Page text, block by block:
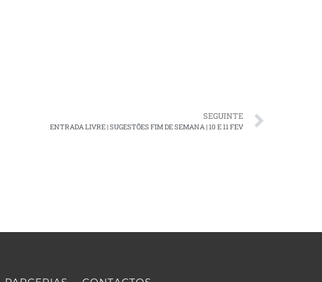
SEGUINTE
ENTRADA LIVRE | SUGESTÕES FIM DE SEMANA | 10 E 11 FEV